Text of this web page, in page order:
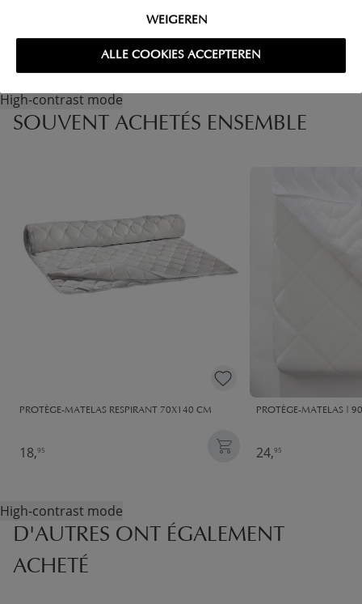
WEIGEREN
ALLE COOKIES ACCEPTEREN
High-contrast mode
SOUVENT ACHETÉS ENSEMBLE
PROTÈGE-MATELAS RESPIRANT 70X140 CM
18,95
PROTÈGE-MATELAS |
24,95
High-contrast mode
D'AUTRES ONT ÉGALEMENT
ACHETÉ